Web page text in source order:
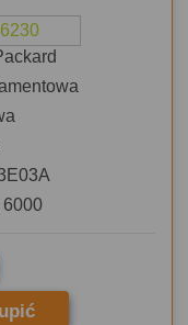
6000